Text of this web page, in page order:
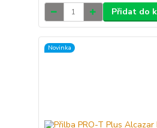
Přidat do
Novinka